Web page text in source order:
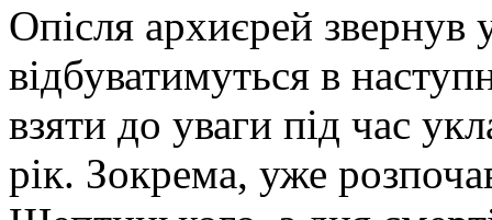
Опісля архиєрей звернув
відбуватимуться в
взяти до уваги під час
рік. Зокрема, уже